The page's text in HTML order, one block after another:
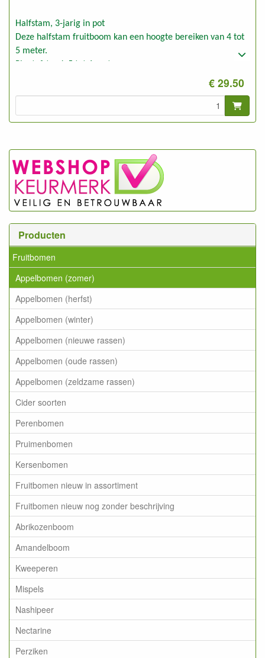
Producten
Fruitbomen
Appelbomen (zomer)
Appelbomen (herfst)
Appelbomen (winter)
Appelbomen (nieuwe rassen)
Appelbomen (oude rassen)
Appelbomen (zeldzame rassen)
Cider soorten
Perenbomen
Pruimenbomen
Kersenbomen
Fruitbomen nieuw in assortiment
Fruitbomen nieuw nog zonder beschrijving
Abrikozenboom
Amandelboom
Kweeperen
Mispels
Nashipeer
Nectarine
Perziken
Halfstam, 3-jarig in pot
Deze halfstam fruitboom kan een hoogte bereiken van 4 tot
5 meter.
€ 29.50